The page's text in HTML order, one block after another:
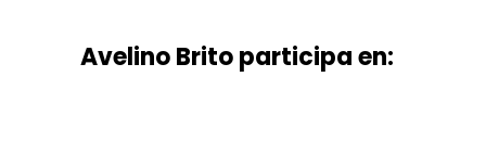
Avelino Brito participa en: